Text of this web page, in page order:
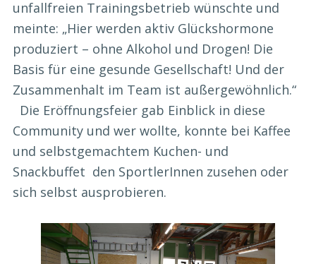
unfallfreien Trainingsbetrieb wünschte und
meinte: „Hier werden aktiv Glückshormone
produziert – ohne Alkohol und Drogen! Die
Basis für eine gesunde Gesellschaft! Und der
Zusammenhalt im Team ist außergewöhnlich.“
Die Eröffnungsfeier gab Einblick in diese
Community und wer wollte, konnte bei Kaffee
und selbstgemachtem Kuchen- und
Snackbuffet den SportlerInnen zusehen oder
sich selbst ausprobieren.